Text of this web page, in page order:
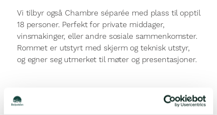
Vi tilbyr også Chambre séparée med plass til opptil
18 personer. Perfekt for private middager,
vinsmakinger, eller andre sosiale sammenkomster.
Rommet er utstyrt med skjerm og teknisk utstyr,
og egner seg utmerket til møter og presentasjoner.